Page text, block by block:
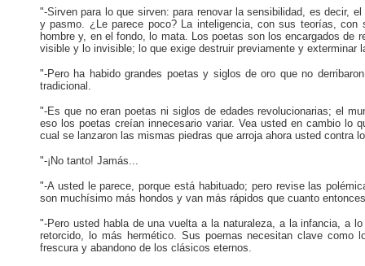
"-Sirven para lo que sirven: para renovar la sensibilidad, es decir,
y pasmo. ¿Le parece poco? La inteligencia, con sus teorías,
hombre y, en el fondo, lo mata. Los poetas son los encargados de
visible y lo invisible; lo que exige destruir previamente y
"-Pero ha habido grandes poetas y siglos de oro que no
tradicional.
"-Es que no eran poetas ni siglos de edades revolucionarias; el
eso los poetas creían innecesario variar. Vea usted en cambio lo
cual se lanzaron las mismas piedras que arroja ahora usted contra
"-¡No tanto! Jamás...
"-A usted le parece, porque está habituado; pero revise las
son muchísimo más hondos y van más rápidos que cuanto
"-Pero usted habla de una vuelta a la naturaleza, a la infancia, a
retorcido, lo más hermético. Sus poemas necesitan clave
frescura y abandono de los clásicos eternos.